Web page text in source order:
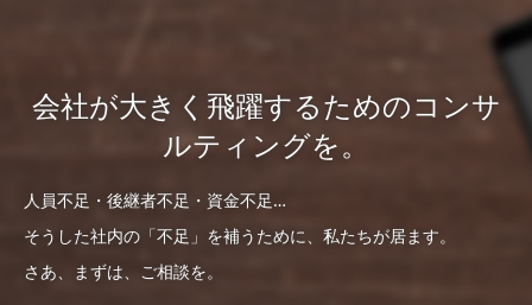
会社が大きく飛躍するためのコンサ
ルティングを。
人員不足・後継者不足・資金不足…
そうした社内の「不足」を補うために、私たちが居ます。
さあ、まずは、ご相談を。